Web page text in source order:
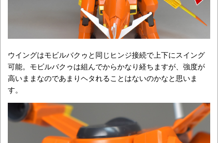
ウイングはモビルバクゥと同じヒンジ接続で上下にスイング
可能。モビルバクゥは組んでからかなり経ちますが、強度が
高いままなのであまりヘタれることはないのかなと思いま
す。